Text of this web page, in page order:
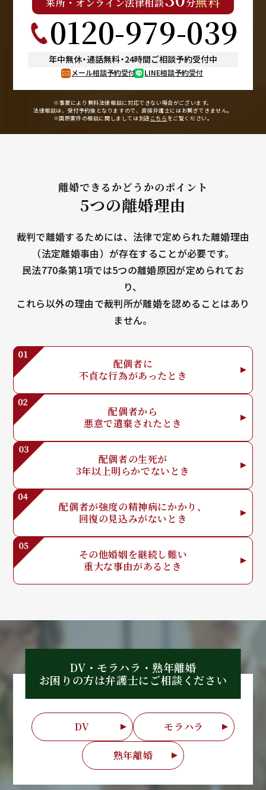
0120-979-039
年中無休・通話無料・24時間ご相談予約受付中
メール相談予約受付 LINE相談予約受付
※事案により無料法律相談に対応できない場合がございます。
法律相談は、受付予約後となりますので、 直接弁護士にはお繋ぎできません。
※国際案件の相談に関しましては別途こちら をご覧ください。
離婚できるかどうかのポイント
5つの離婚理由
裁判で離婚するためには、法律で定められた離婚理由
（法定離婚事由）が存在することが必要です。
民法770条第1項では5つの離婚原因が定められてお
り、
これら以外の理由で裁判所が離婚を認めることはあり
ません。
配偶者に
不貞な行為があったとき
配偶者から
悪意で遺棄されたとき
配偶者の生死が
3年以上明らかでないとき
配偶者が強度の精神病にかかり、
回復の見込みがないとき
その他婚姻を継続し難い
重大な事由があるとき
DV・モラハラ・熟年離婚
お困りの方は弁護士に ご相談ください
DV モラハラ
熟年離婚